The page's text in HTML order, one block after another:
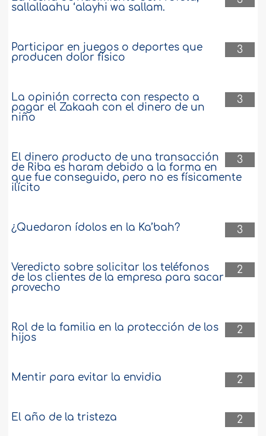
sallallaahu ‘alayhi wa sallam.
3
Participar en juegos o deportes que
producen dolor físico
3
La opinión correcta con respecto a
pagar el Zakaah con el dinero de un
niño
3
El dinero producto de una transacción
de Riba es haram debido a la forma en
que fue conseguido, pero no es físicamente
ilícito
3
¿Quedaron ídolos en la Ka’bah?
2
Veredicto sobre solicitar los teléfonos
de los clientes de la empresa para sacar
provecho
2
Rol de la familia en la protección de los
hijos
2
Mentir para evitar la envidia
2
El año de la tristeza